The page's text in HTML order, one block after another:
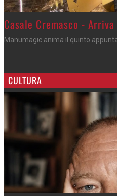
Casale Cremasco -
Manumagic anima il quinto
CULTURA